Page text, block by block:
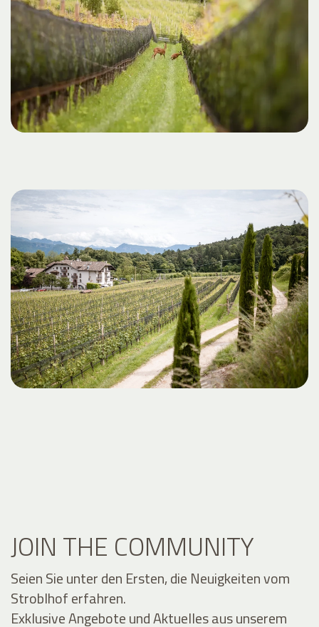
JOIN THE COMMUNITY
Seien Sie unter den Ersten, die Neuigkeiten vom
Stroblhof erfahren.
Exklusive Angebote und Aktuelles aus unserem